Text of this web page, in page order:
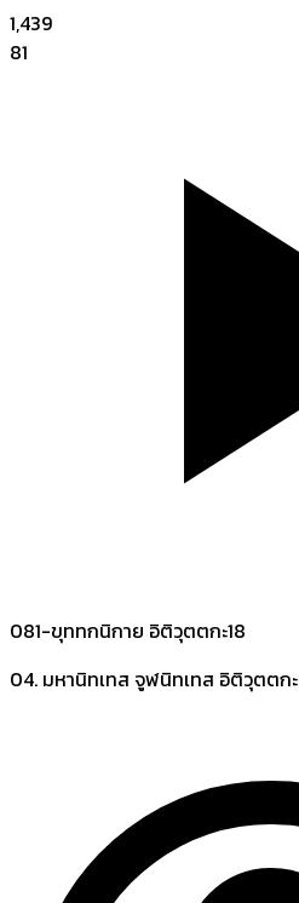
1,439
81
081-ขุททกนิกาย อิติวุตตกะ18
04. มหานิทเทส จูฬนิทเทส อิติวุตตกะ